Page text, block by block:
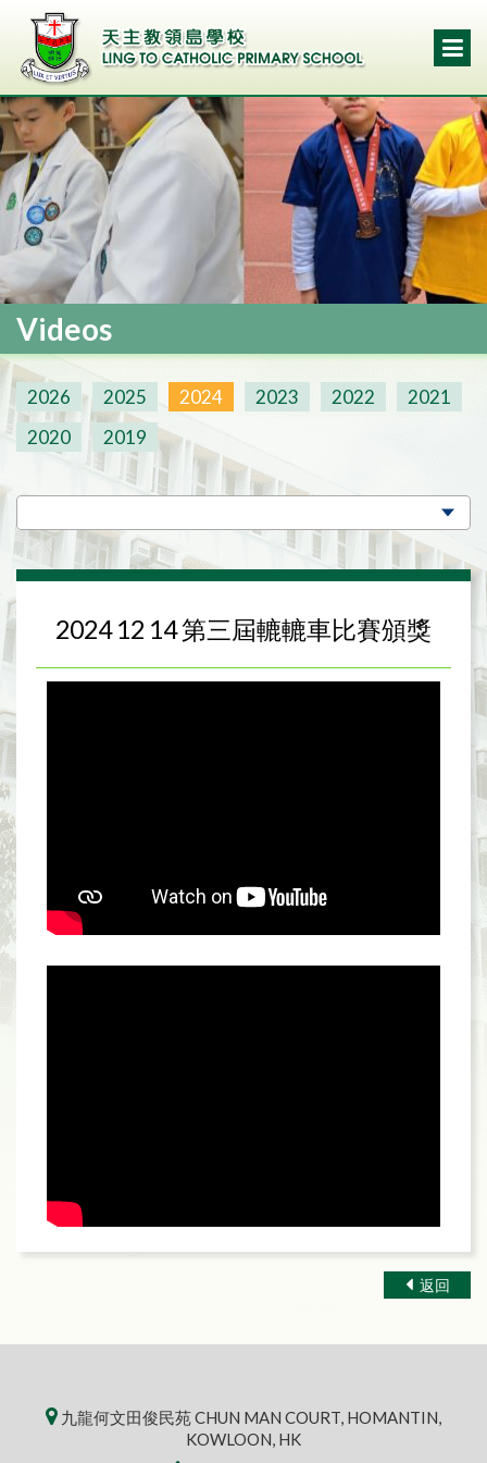
Videos
2026 2025 2024 2023 2022
2021
2020
2019
2024 12 14 第三屆轆轆車比賽頒獎
返回
九龍何文田俊民苑 CHUN MAN COURT, HOMANTIN,
KOWLOON, HK